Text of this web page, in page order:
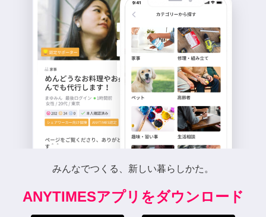
みんなでつくる、新しい暮らしかた。
ANYTIMESアプリをダウンロード